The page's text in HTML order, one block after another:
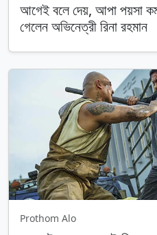
আগেই বলে দেয়, আপা পয়সা
গেলেন অভিনেত্রী রিনা রহমান
Prothom Alo